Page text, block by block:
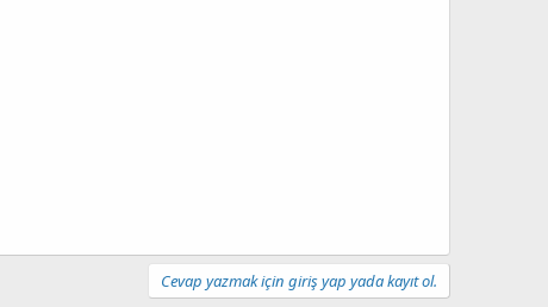
Cevap yazmak için giriş yap yada kayıt ol.